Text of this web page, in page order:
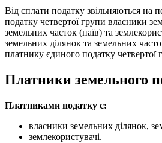
Від сплати податку звільняються на
податку четвертої групи власники
земельних часток (паїв) та
земельних ділянок та земельних
платнику єдиного податку четвертої
Платники земельного
Платниками податку є:
власники земельних ділянок,
землекористувачі.